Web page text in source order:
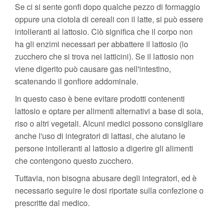
Se ci si sente gonfi dopo qualche pezzo di formaggio
oppure una ciotola di cereali con il latte, si può essere
intolleranti al lattosio. Ciò significa che il corpo non
ha gli enzimi necessari per abbattere il lattosio (lo
zucchero che si trova nei latticini). Se il lattosio non
viene digerito può causare gas nell'intestino,
scatenando il gonfiore addominale.
In questo caso è bene evitare prodotti contenenti
lattosio e optare per alimenti alternativi a base di soia,
riso o altri vegetali. Alcuni medici possono consigliare
anche l'uso di integratori di lattasi, che aiutano le
persone intolleranti al lattosio a digerire gli alimenti
che contengono questo zucchero.
Tuttavia, non bisogna abusare degli integratori, ed è
necessario seguire le dosi riportate sulla confezione o
prescritte dal medico.